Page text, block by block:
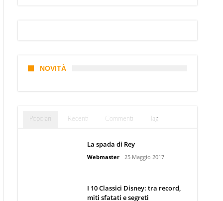
NOVITÀ
Popolari Recenti Commenti Tag
La spada di Rey
Webmaster 25 Maggio 2017
I 10 Classici Disney: tra record,
miti sfatati e segreti